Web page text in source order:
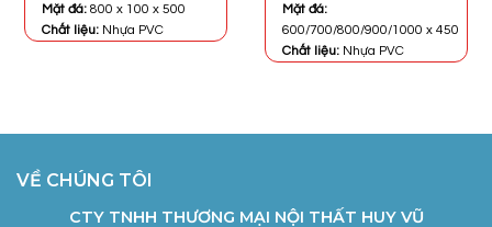
Mặt đá: 800 x 100 x 500
Chất liệu: Nhựa PVC
Mặt đá:
600/700/800/900/1000 x 450
Chất liệu: Nhựa PVC
VỀ CHÚNG TÔI
CTY TNHH THƯƠNG MẠI NỘI THẤT HUY VŨ